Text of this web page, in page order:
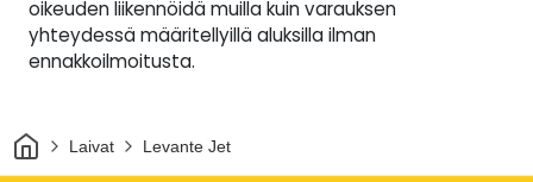
oikeuden liikennöidä muilla kuin varauksen
yhteydessä määritellyillä aluksilla ilman
ennakkoilmoitusta.
Kotiin Laivat Levante Jet